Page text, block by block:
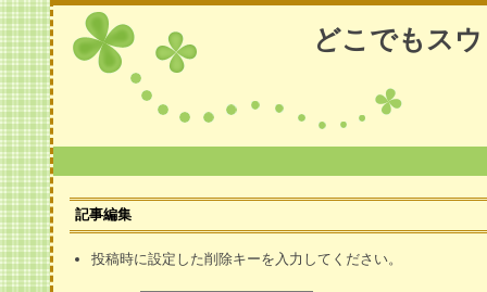
どこでもス
記事編集
投稿時に設定した削除キーを入力してください。